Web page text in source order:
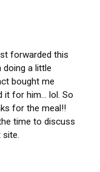
forwarded this
a little
bought me
it for him… lol. So
for the meal!!
time to discuss
site.